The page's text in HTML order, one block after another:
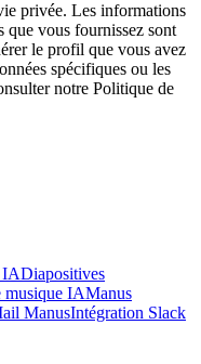
privée. Les informations
que vous fournissez sont
le profil que vous avez
spécifiques ou les
notre Politique de
IADiapositives
musique IAManus
ManusIntégration Slack